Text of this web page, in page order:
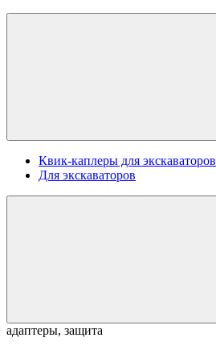
Квик-каплеры для экскаваторов
Для экскаваторов
адаптеры, защита